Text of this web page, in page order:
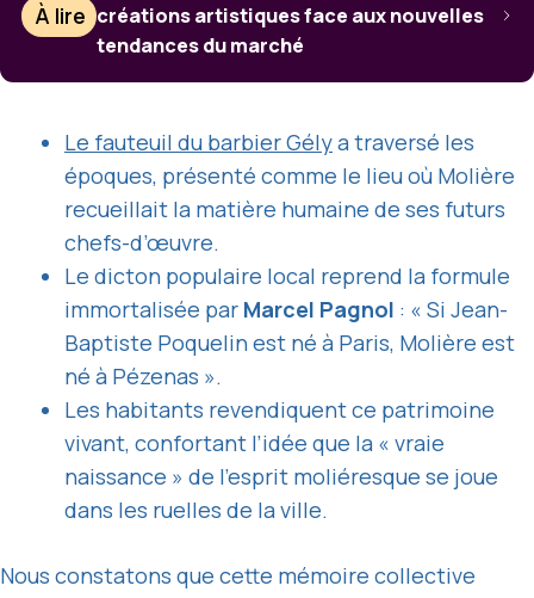
À lire créations artistiques face aux nouvelles
tendances du marché
Le fauteuil du barbier Gélya traversé les
époques, présenté comme le lieu où Molière
recueillait la matière humaine de ses futurs
chefs-d’œuvre.
Le dicton populaire local reprend la formule
immortalisée par Marcel Pagnol : « Si Jean-
Baptiste Poquelin est né à Paris, Molière est
né à Pézenas ».
Les habitants revendiquent ce patrimoine
vivant, confortant l’idée que la « vraie
naissance » de l’esprit moliéresque se joue
dans les ruelles de la ville.
Nous constatons que cette mémoire collective